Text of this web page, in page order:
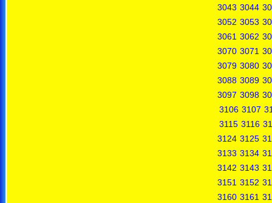
3043 3044
3052 3053
3061 3062
3070 3071
3079 3080
3088 3089
3097 3098
3106 3107
3115 3116
3124 3125
3133 3134
3142 3143
3151 3152
3160 3161